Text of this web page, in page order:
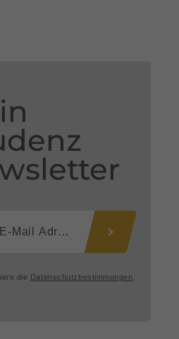
die Datenschutzbestimmungen